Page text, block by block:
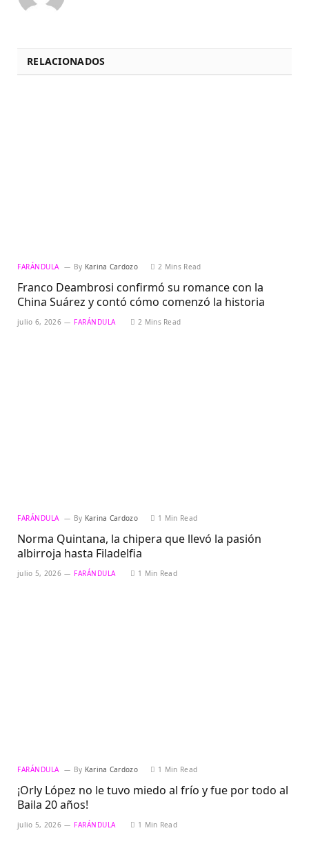
RELACIONADOS
FARÁNDULA By Karina Cardozo 2 Mins Read
Franco Deambrosi confirmó su romance con la
China Suárez y contó cómo comenzó la historia
julio 6, 2026 FARÁNDULA 2 Mins Read
FARÁNDULA By Karina Cardozo 1 Min Read
Norma Quintana, la chipera que llevó la pasión
albirroja hasta Filadelfia
julio 5, 2026 FARÁNDULA 1 Min Read
FARÁNDULA By Karina Cardozo 1 Min Read
¡Orly López no le tuvo miedo al frío y fue por todo al
Baila 20 años!
julio 5, 2026 FARÁNDULA 1 Min Read